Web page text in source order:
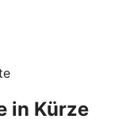
in Kürze